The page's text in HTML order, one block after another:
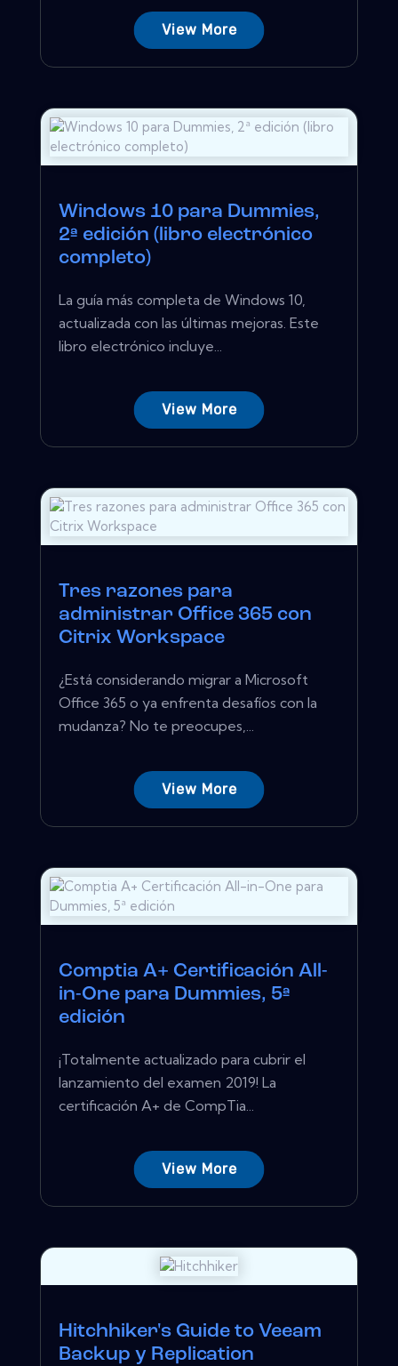
View More
Windows 10 para Dummies,
2ª edición (libro electrónico
completo)
La guía más completa de Windows 10,
actualizada con las últimas mejoras. Este
libro electrónico incluye...
View More
Tres razones para
administrar Office 365 con
Citrix Workspace
¿Está considerando migrar a Microsoft
Office 365 o ya enfrenta desafíos con la
mudanza? No te preocupes,...
View More
Comptia A+ Certificación All-
in-One para Dummies, 5ª
edición
¡Totalmente actualizado para cubrir el
lanzamiento del examen 2019! La
certificación A+ de CompTia...
View More
Hitchhiker's Guide to Veeam
Backup y Replication